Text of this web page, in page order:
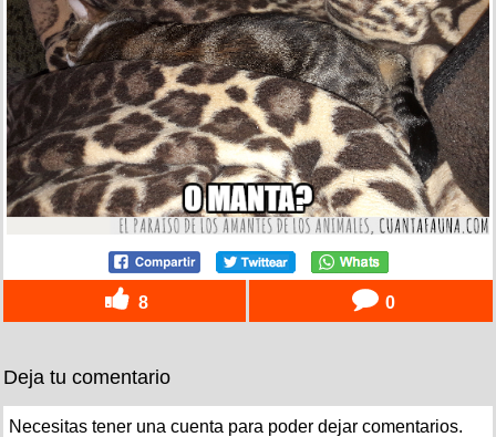
8 0
Deja tu comentario
Necesitas tener una cuenta para poder dejar comentarios.